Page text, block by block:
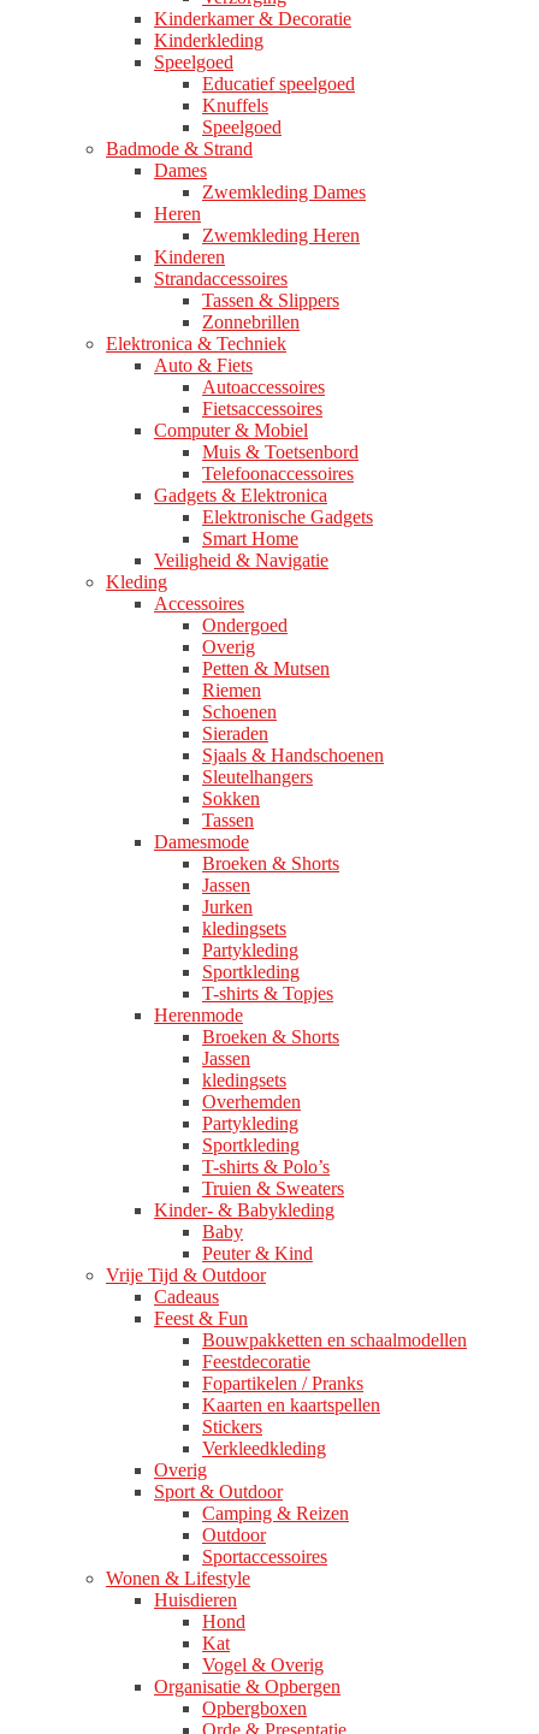
Kinderkamer & Decoratie
Kinderkleding
Speelgoed
Educatief speelgoed
Knuffels
Speelgoed
Badmode & Strand
Dames
Zwemkleding Dames
Heren
Zwemkleding Heren
Kinderen
Strandaccessoires
Tassen & Slippers
Zonnebrillen
Elektronica & Techniek
Auto & Fiets
Autoaccessoires
Fietsaccessoires
Computer & Mobiel
Muis & Toetsenbord
Telefoonaccessoires
Gadgets & Elektronica
Elektronische Gadgets
Smart Home
Veiligheid & Navigatie
Kleding
Accessoires
Ondergoed
Overig
Petten & Mutsen
Riemen
Schoenen
Sieraden
Sjaals & Handschoenen
Sleutelhangers
Sokken
Tassen
Damesmode
Broeken & Shorts
Jassen
Jurken
kledingsets
Partykleding
Sportkleding
T-shirts & Topjes
Herenmode
Broeken & Shorts
Jassen
kledingsets
Overhemden
Partykleding
Sportkleding
T-shirts & Polo’s
Truien & Sweaters
Kinder- & Babykleding
Baby
Peuter & Kind
Vrije Tijd & Outdoor
Cadeaus
Feest & Fun
Bouwpakketten en schaalmodellen
Feestdecoratie
Fopartikelen / Pranks
Kaarten en kaartspellen
Stickers
Verkleedkleding
Overig
Sport & Outdoor
Camping & Reizen
Outdoor
Sportaccessoires
Wonen & Lifestyle
Huisdieren
Hond
Kat
Vogel & Overig
Organisatie & Opbergen
Opbergboxen
Orde & Presentatie